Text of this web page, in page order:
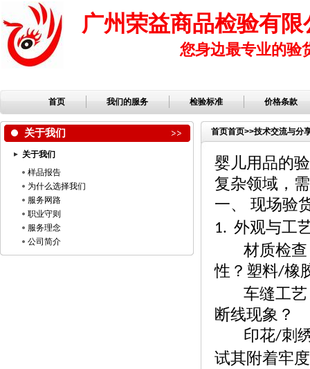
广州荣益商品检验有限
您身边最专业的验
首页 我们的服务 检验标准 价格条款
关于我们
关于我们
样品报告
为什么选择我们
服务网路
职业守则
服务理念
公司简介
首页首页>>技术交流与分
婴儿用品的
复杂领域，
一、
现场验
1. 外观与工
材质检
性？塑料/橡
车缝工
断线现象？
印花/刺
试其附着牢